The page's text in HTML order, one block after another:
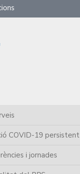
COVID-19 persistent
i jornades